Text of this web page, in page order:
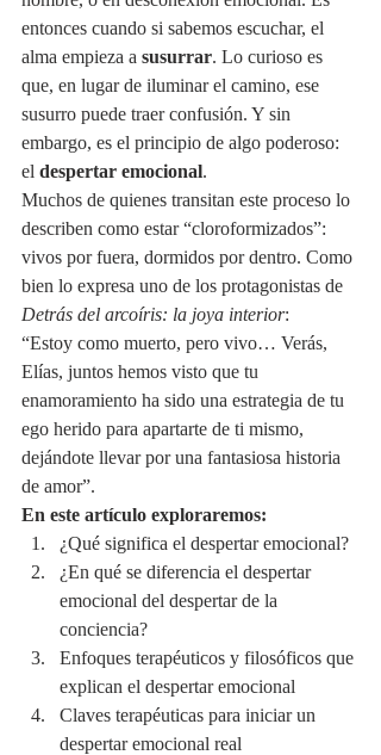
entonces cuando si sabemos escuchar, el
alma empieza a susurrar. Lo curioso es
que, en lugar de iluminar el camino, ese
susurro puede traer confusión. Y sin
embargo, es el principio de algo poderoso:
el despertar emocional.
Muchos de quienes transitan este proceso lo
describen como estar “cloroformizados”:
vivos por fuera, dormidos por dentro. Como
bien lo expresa uno de los protagonistas de
Detrás del arcoíris: la joya interior:
“Estoy como muerto, pero vivo… Verás,
Elías, juntos hemos visto que tu
enamoramiento ha sido una estrategia de tu
ego herido para apartarte de ti mismo,
dejándote llevar por una fantasiosa historia
de amor”.
En este artículo exploraremos:
¿Qué significa el despertar emocional?
¿En qué se diferencia el despertar
emocional del despertar de la
conciencia?
Enfoques terapéuticos y filosóficos que
explican el despertar emocional
Claves terapéuticas para iniciar un
despertar emocional real